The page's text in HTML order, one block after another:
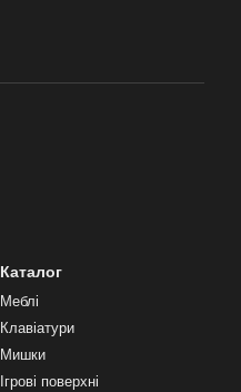
Каталог
Меблі
Клавіатури
Мишки
Ігрові поверхні